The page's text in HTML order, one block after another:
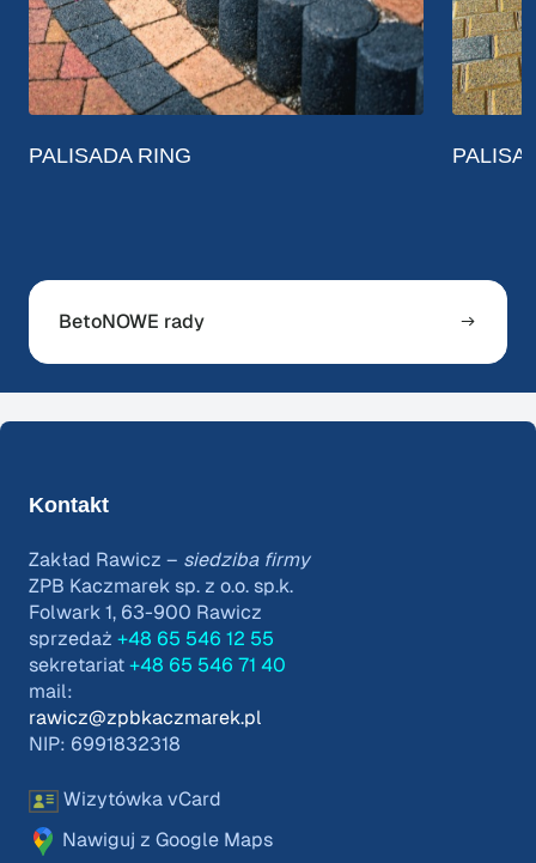
PALISADA RING
BetoNOWE rady
Kontakt
Zakład Rawicz – siedziba firmy
ZPB Kaczmarek sp. z o.o. sp.k.
Folwark 1, 63-900 Rawicz
sprzedaż +48 65 546 12 55
sekretariat +48 65 546 71 40
mail:
rawicz@zpbkaczmarek.pl
NIP: 6991832318
Wizytówka vCard
Nawiguj z Google Maps